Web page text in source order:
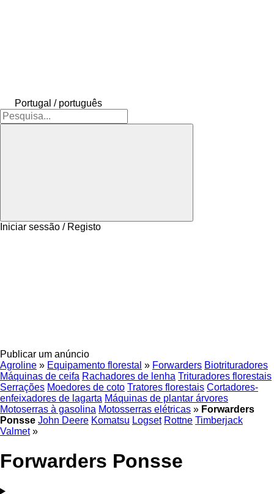
Portugal / português
Iniciar sessão / Registo
Publicar um anúncio
Agroline » Equipamento florestal » Forwarders Biotrituradores
Máquinas de ceifa Rachadores de lenha Trituradores florestais
Serrações Moedores de coto Tratores florestais Cortadores-
enfeixadores de lagarta Máquinas de plantar árvores
Motoserras à gasolina Motosserras elétricas » Forwarders
Ponsse John Deere Komatsu Logset Rottne Timberjack
Valmet »
Forwarders Ponsse